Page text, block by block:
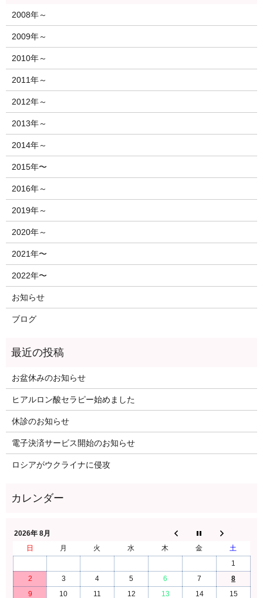
2008年～
2009年～
2010年～
2011年～
2012年～
2013年～
2014年～
2015年〜
2016年～
2019年～
2020年～
2021年〜
2022年〜
お知らせ
ブログ
お盆休みのお知らせ
ヒアルロン酸セラピー始めました
休診のお知らせ
電子決済サービス開始のお知らせ
ロシアがウクライナに侵攻
2026年 8月
日
月 火 水 木 金
土
1
2
3 4 5 6 7
8
9
10 11 12 13 14 15